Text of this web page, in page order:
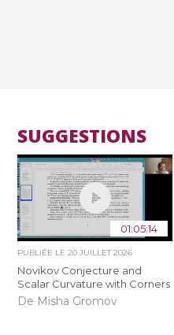
SUGGESTIONS
01:05:14
PUBLIÉE LE20 JUILLET 2026
Novikov Conjecture and
Scalar Curvature with Corners
De Misha Gromov